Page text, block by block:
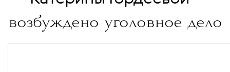
Это первое публичное заявление
о возвращении Андерсона к работе
возбуждено уголовное дело